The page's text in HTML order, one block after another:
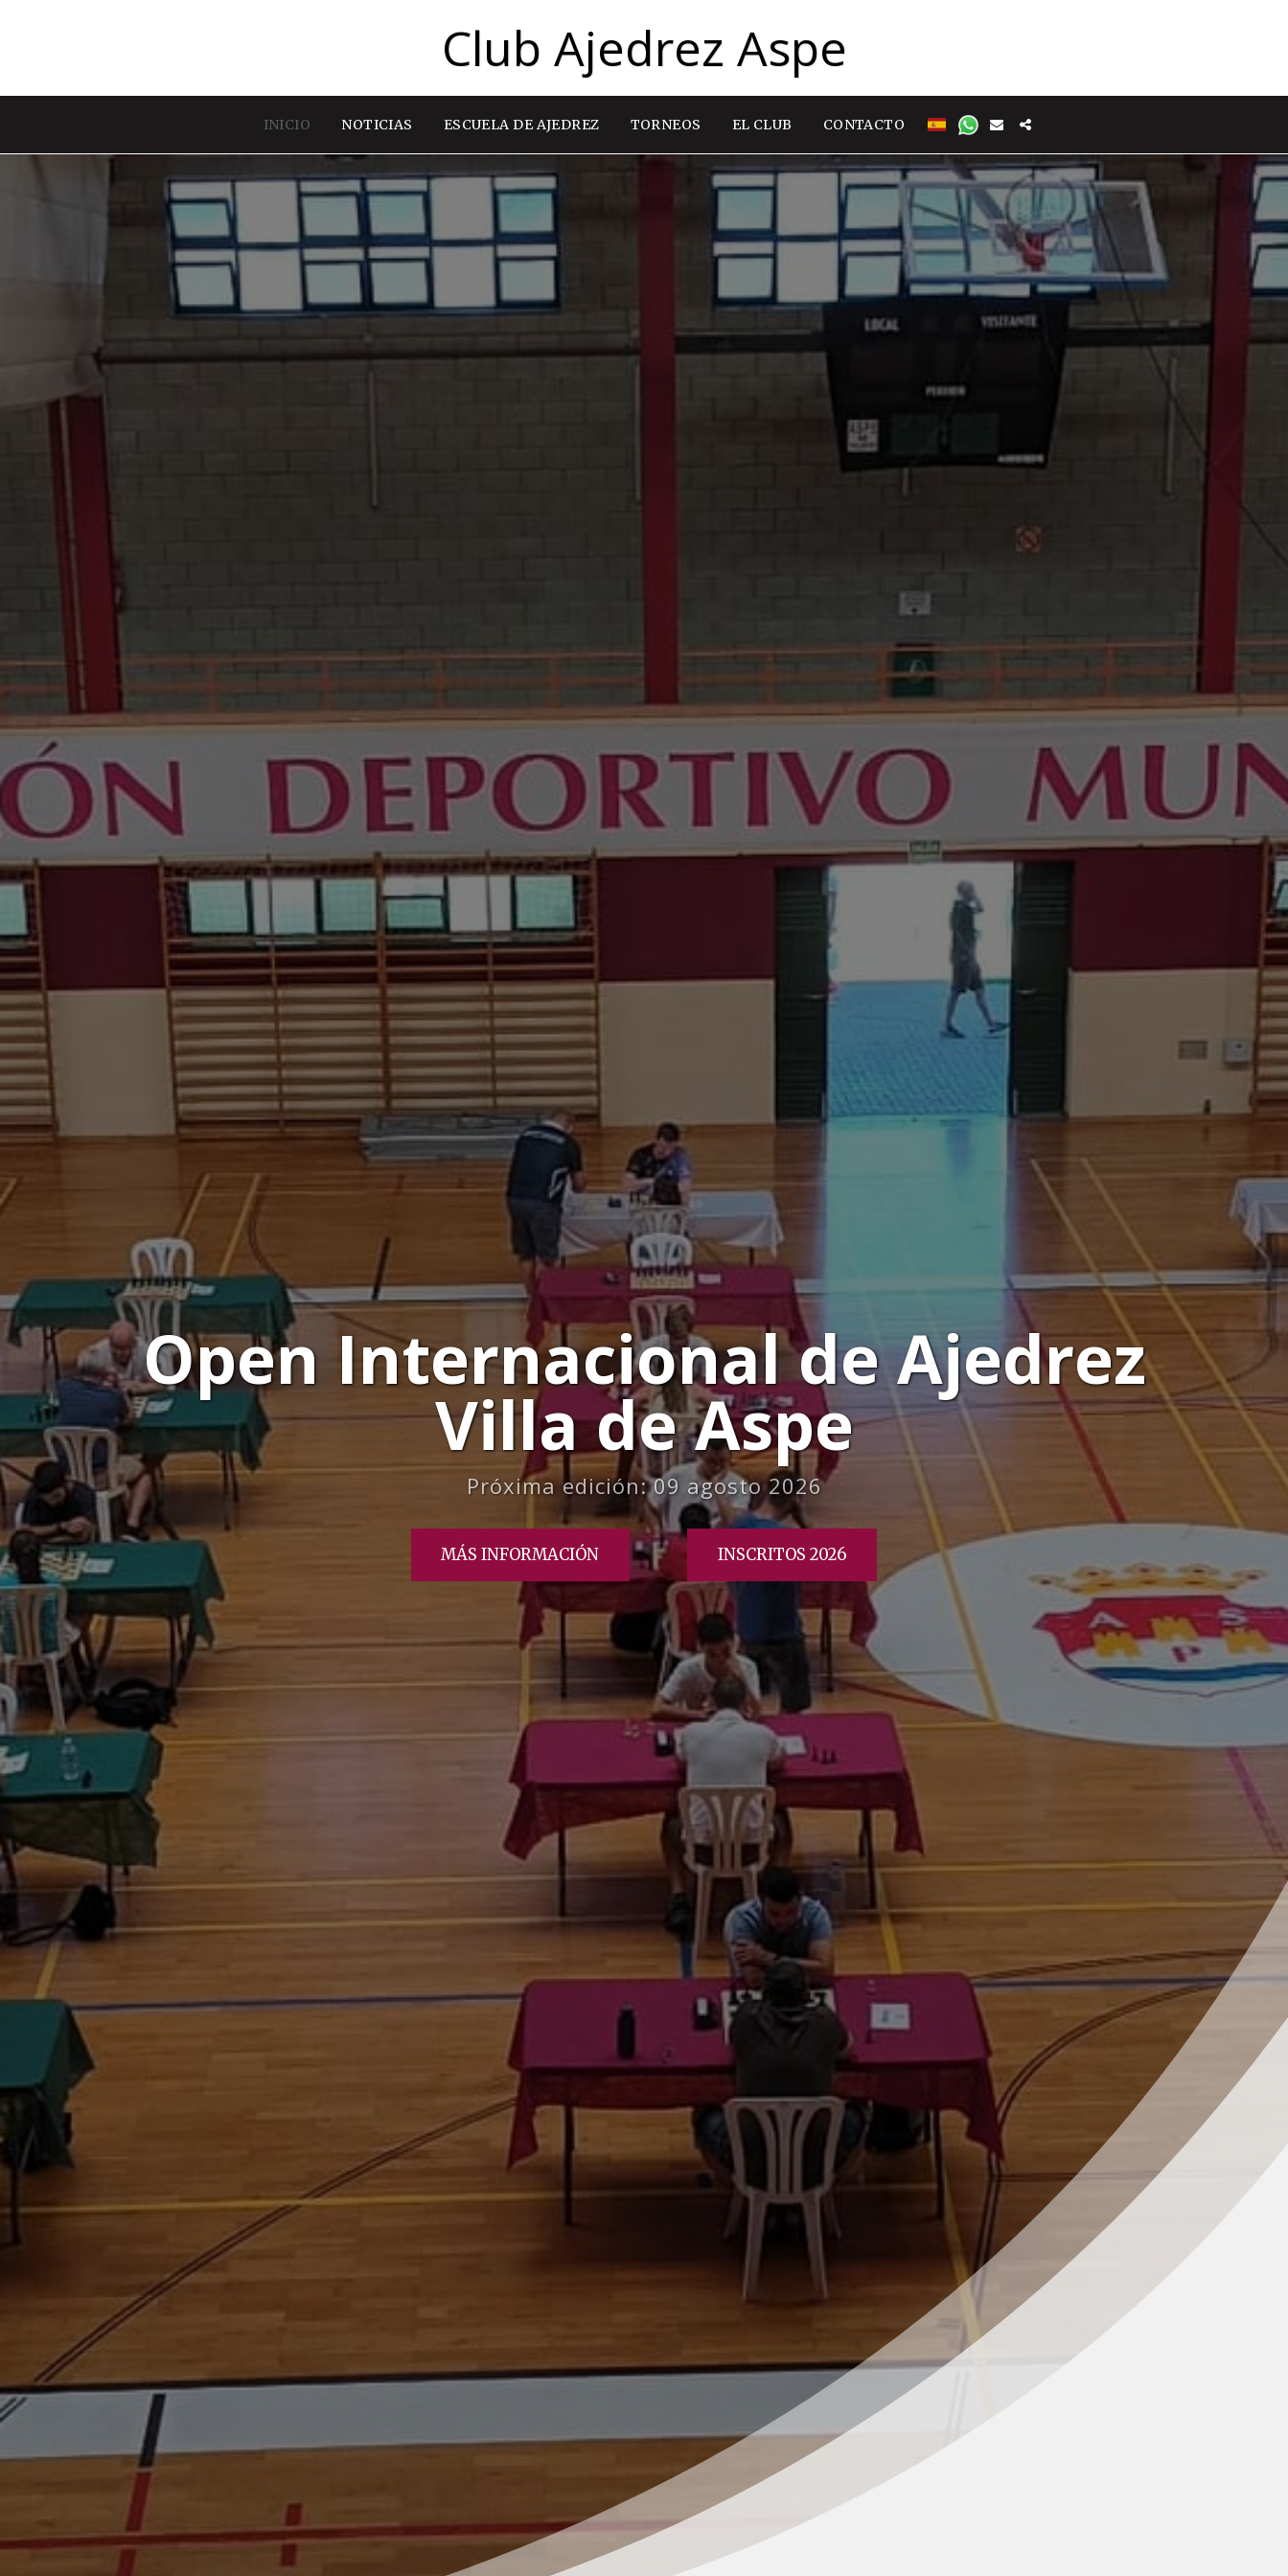
Club Ajedrez Aspe
INICIO NOTICIAS ESCUELA DE AJEDREZ TORNEOS EL CLUB CONTACTO
Open Internacional de Ajedrez
Villa de Aspe
Próxima edición: 09 agosto 2026
MÁS INFORMACIÓN INSCRITOS 2026